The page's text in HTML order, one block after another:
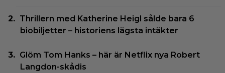
Thrillern med Katherine Heigl sålde bara 6
biobiljetter – historiens lägsta intäkter
Glöm Tom Hanks – här är Netflix nya Robert
Langdon-skådis